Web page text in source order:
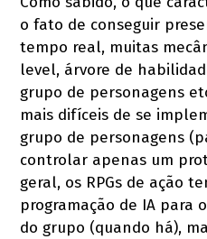
o fato de conseguir
tempo real, muitas
level, árvore de
grupo de personagens
mais difíceis de se
grupo de personagens
controlar apenas um
geral, os RPGs de ação
programação de IA para
do grupo (quando há),